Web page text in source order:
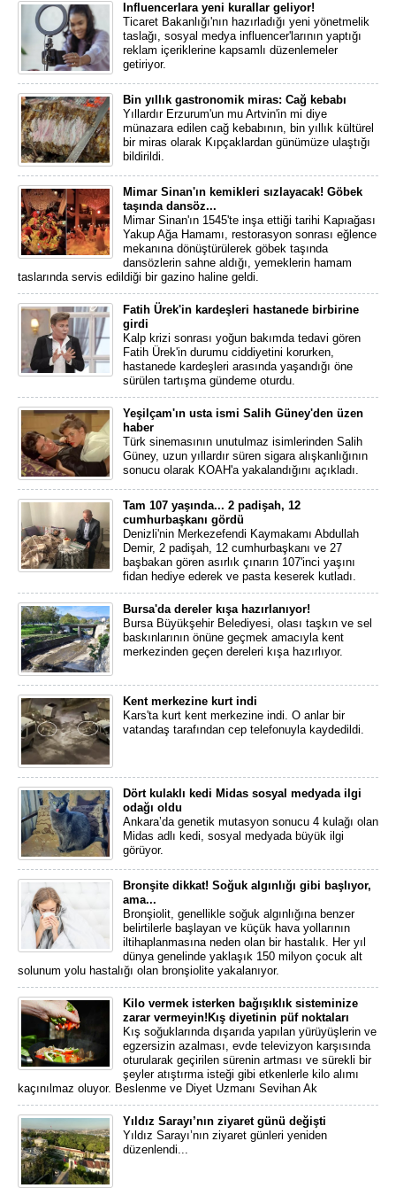
Influencerlara yeni kurallar geliyor!
Ticaret Bakanlığı'nın hazırladığı yeni yönetmelik
taslağı, sosyal medya influencer'larının yaptığı
reklam içeriklerine kapsamlı düzenlemeler
getiriyor.
Bin yıllık gastronomik miras: Cağ kebabı
Yıllardır Erzurum'un mu Artvin'in mi diye
münazara edilen cağ kebabının, bin yıllık kültürel
bir miras olarak Kıpçaklardan günümüze ulaştığı
bildirildi.
Mimar Sinan'ın kemikleri sızlayacak! Göbek
taşında dansöz...
Mimar Sinan'ın 1545'te inşa ettiği tarihi Kapıağası
Yakup Ağa Hamamı, restorasyon sonrası eğlence
mekanına dönüştürülerek göbek taşında
dansözlerin sahne aldığı, yemeklerin hamam
taslarında servis edildiği bir gazino haline geldi.
Fatih Ürek'in kardeşleri hastanede birbirine
girdi
Kalp krizi sonrası yoğun bakımda tedavi gören
Fatih Ürek'in durumu ciddiyetini korurken,
hastanede kardeşleri arasında yaşandığı öne
sürülen tartışma gündeme oturdu.
Yeşilçam'ın usta ismi Salih Güney'den üzen
haber
Türk sinemasının unutulmaz isimlerinden Salih
Güney, uzun yıllardır süren sigara alışkanlığının
sonucu olarak KOAH'a yakalandığını açıkladı.
Tam 107 yaşında... 2 padişah, 12
cumhurbaşkanı gördü
Denizli'nin Merkezefendi Kaymakamı Abdullah
Demir, 2 padişah, 12 cumhurbaşkanı ve 27
başbakan gören asırlık çınarın 107'inci yaşını
fidan hediye ederek ve pasta keserek kutladı.
Bursa'da dereler kışa hazırlanıyor!
Bursa Büyükşehir Belediyesi, olası taşkın ve sel
baskınlarının önüne geçmek amacıyla kent
merkezinden geçen dereleri kışa hazırlıyor.
Kent merkezine kurt indi
Kars'ta kurt kent merkezine indi. O anlar bir
vatandaş tarafından cep telefonuyla kaydedildi.
Dört kulaklı kedi Midas sosyal medyada ilgi
odağı oldu
Ankara’da genetik mutasyon sonucu 4 kulağı olan
Midas adlı kedi, sosyal medyada büyük ilgi
görüyor.
Bronşite dikkat! Soğuk algınlığı gibi başlıyor,
ama...
Bronşiolit, genellikle soğuk algınlığına benzer
belirtilerle başlayan ve küçük hava yollarının
iltihaplanmasına neden olan bir hastalık. Her yıl
dünya genelinde yaklaşık 150 milyon çocuk alt
solunum yolu hastalığı olan bronşiolite yakalanıyor.
Kilo vermek isterken bağışıklık sisteminize
zarar vermeyin!Kış diyetinin püf noktaları
Kış soğuklarında dışarıda yapılan yürüyüşlerin ve
egzersizin azalması, evde televizyon karşısında
oturularak geçirilen sürenin artması ve sürekli bir
şeyler atıştırma isteği gibi etkenlerle kilo alımı
kaçınılmaz oluyor. Beslenme ve Diyet Uzmanı Sevihan Ak
Yıldız Sarayı’nın ziyaret günü değişti
Yıldız Sarayı’nın ziyaret günleri yeniden
düzenlendi...